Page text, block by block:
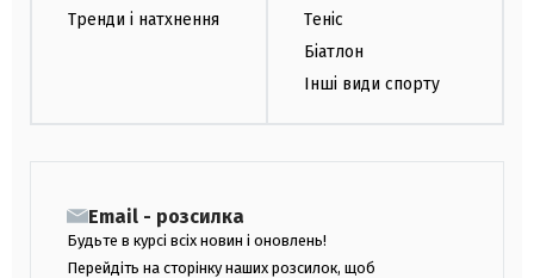
Тренди і натхнення
Теніс
Біатлон
Інші види спорту
Email - розсилка
Будьте в курсі всіх новин і оновлень!
Перейдіть на сторінку наших розсилок, щоб